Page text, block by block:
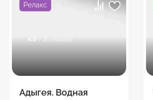
Релакс
4.9 / 16 отзывов
Адыгея. Водная